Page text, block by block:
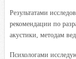
Результатами
рекомендации по
акустики, методам
Психологами